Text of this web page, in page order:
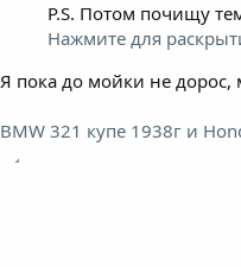
P.S. Потом почищу
Нажмите для
Я пока до мойки не дорос,
BMW 321 купе 1938г и